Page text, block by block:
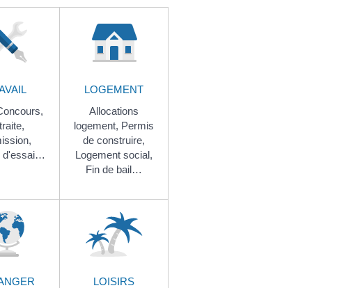
d'essai…
LOGEMENT
Allocations
logement, Permis
de construire,
Logement social,
Fin de bail…
LOISIRS